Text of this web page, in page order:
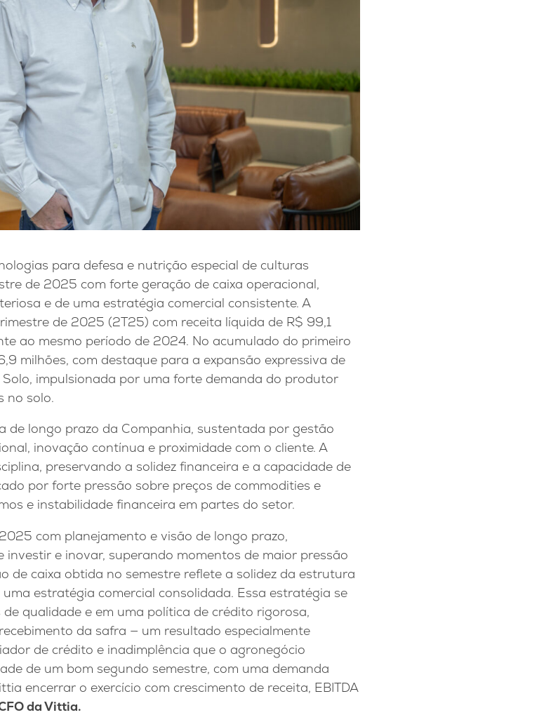
para defesa e nutrição especial de culturas
de 2025 com forte geração de caixa operacional,
e de uma estratégia comercial consistente. A
de 2025 (2T25) com receita líquida de R$ 99,1
ao mesmo período de 2024. No acumulado do primeiro
milhões, com destaque para a expansão expressiva de
impulsionada por uma forte demanda do produtor
no solo.
de longo prazo da Companhia, sustentada por gestão
inovação contínua e proximidade com o cliente. A
preservando a solidez financeira e a capacidade de
por forte pressão sobre preços de commodities e
e instabilidade financeira em partes do setor.
com planejamento e visão de longo prazo,
investir e inovar, superando momentos de maior pressão
de caixa obtida no semestre reflete a solidez da estrutura
estratégia comercial consolidada. Essa estratégia se
qualidade e em uma política de crédito rigorosa,
da safra — um resultado especialmente
de crédito e inadimplência que o agronegócio
de um bom segundo semestre, com uma demanda
encerrar o exercício com crescimento de receita, EBITDA
da Vittia.